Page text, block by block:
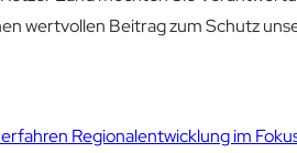
wertvollen Beitrag zum Schutz